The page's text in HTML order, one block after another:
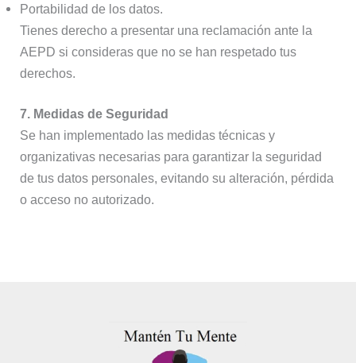
Portabilidad de los datos.
Tienes derecho a presentar una reclamación ante la
AEPD si consideras que no se han respetado tus
derechos.
7. Medidas de Seguridad
Se han implementado las medidas técnicas y
organizativas necesarias para garantizar la seguridad
de tus datos personales, evitando su alteración, pérdida
o acceso no autorizado.